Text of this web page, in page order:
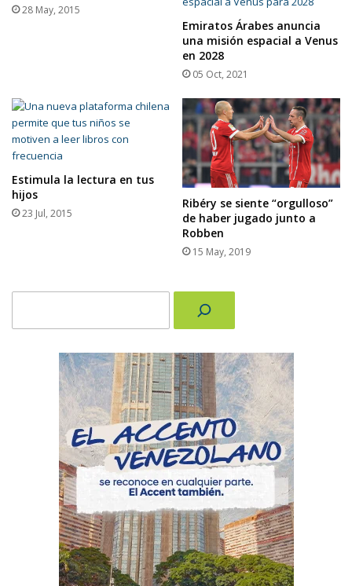
28 May, 2015
Emiratos Árabes anuncia
una misión espacial a Venus
en 2028
05 Oct, 2021
Estimula la lectura en tus
hijos
23 Jul, 2015
Ribéry se siente “orgulloso”
de haber jugado junto a
Robben
15 May, 2019